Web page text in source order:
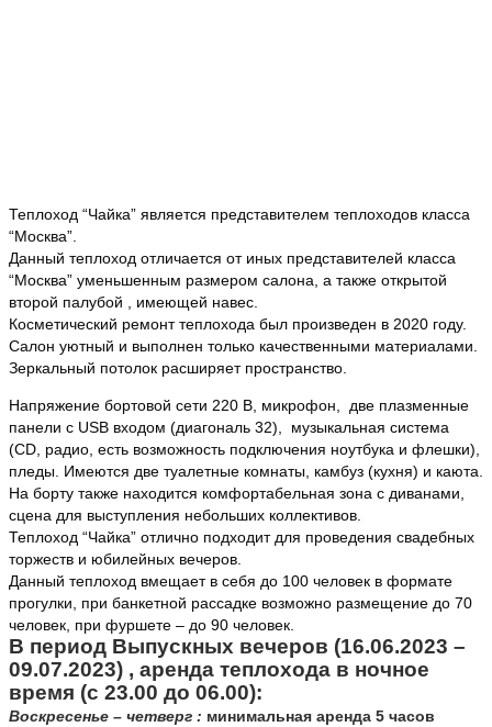
Теплоход “Чайка” является представителем теплоходов класса
“Москва”.
Данный теплоход отличается от иных представителей класса
“Москва” уменьшенным размером салона, а также открытой
второй палубой , имеющей навес.
Косметический ремонт теплохода был произведен в 2020 году.
Салон уютный и выполнен только качественными материалами.
Зеркальный потолок расширяет пространство.
Напряжение бортовой сети 220 В, микрофон, две плазменные
панели с USB входом (диагональ 32), музыкальная система
(CD, радио, есть возможность подключения ноутбука и флешки),
пледы. Имеются две туалетные комнаты, камбуз (кухня) и каюта.
На борту также находится комфортабельная зона с диванами,
сцена для выступления небольших коллективов.
Теплоход “Чайка” отлично подходит для проведения свадебных
торжеств и юбилейных вечеров.
Данный теплоход вмещает в себя до 100 человек в формате
прогулки, при банкетной рассадке возможно размещение до 70
человек, при фуршете – до 90 человек.
В период Выпускных вечеров (16.06.2023 –
09.07.2023) , аренда теплохода в ночное
время (с 23.00 до 06.00):
Воскресенье – четверг : минимальная аренда 5 часов